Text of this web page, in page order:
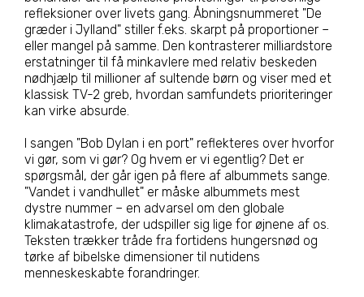
refleksioner over livets gang. Åbningsnummeret "De
græder i Jylland" stiller f.eks. skarpt på proportioner –
eller mangel på samme. Den kontrasterer milliardstore
erstatninger til få minkavlere med relativ beskeden
nødhjælp til millioner af sultende børn og viser med et
klassisk TV-2 greb, hvordan samfundets prioriteringer
kan virke absurde.
I sangen "Bob Dylan i en port" reflekteres over hvorfor
vi gør, som vi gør? Og hvem er vi egentlig? Det er
spørgsmål, der går igen på flere af albummets sange.
"Vandet i vandhullet" er måske albummets mest
dystre nummer – en advarsel om den globale
klimakatastrofe, der udspiller sig lige for øjnene af os.
Teksten trækker tråde fra fortidens hungersnød og
tørke af bibelske dimensioner til nutidens
menneskeskabte forandringer.